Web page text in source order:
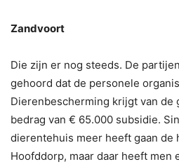
Zandvoort
Die zijn er nog steeds. De
gehoord dat de personele
Dierenbescherming krijgt van de
bedrag van € 65.000 subsidie.
dierentehuis meer heeft gaan de
Hoofddorp, maar daar heeft